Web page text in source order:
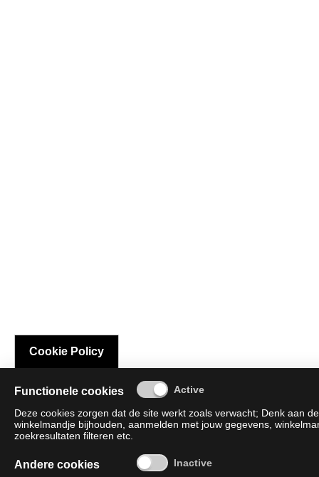
Cookie Policy
Functionele cookies
Deze cookies zorgen dat de site werkt zoals verwacht; Denk aan
winkelmandje bijhouden, aanmelden met jouw gegevens,
zoekresultaten filteren etc.
Andere cookies